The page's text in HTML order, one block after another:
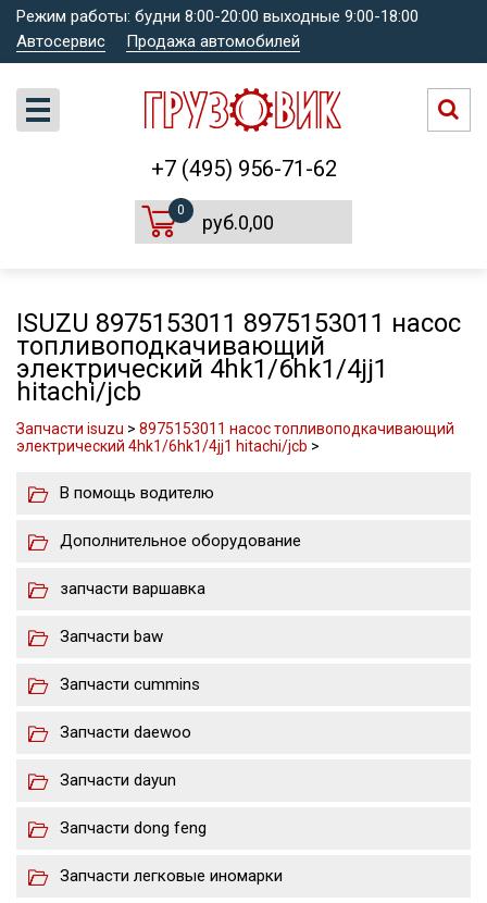
Режим работы: будни 8:00-20:00 выходные 9:00-18:00
Автосервис
Продажа автомобилей
+7 (495) 956-71-62
0
руб.0,00
ISUZU 8975153011 8975153011 насос
топливоподкачивающий
электрический 4hk1/6hk1/4jj1
hitachi/jcb
Запчасти isuzu > 8975153011 насос топливоподкачивающий
электрический 4hk1/6hk1/4jj1 hitachi/jcb >
В помощь водителю
Дополнительное оборудование
запчасти варшавка
Запчасти baw
Запчасти cummins
Запчасти daewoo
Запчасти dayun
Запчасти dong feng
Запчасти легковые иномарки